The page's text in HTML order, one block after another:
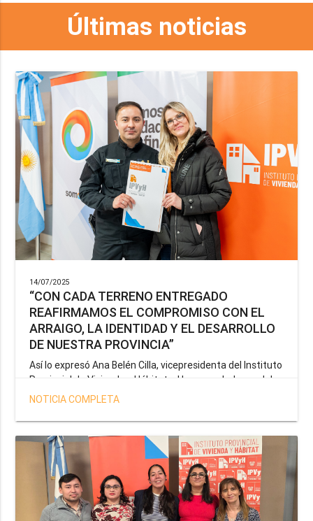
Últimas noticias
14/07/2025
“CON CADA TERRENO ENTREGADO
REAFIRMAMOS EL COMPROMISO CON EL
ARRAIGO, LA IDENTIDAD Y EL DESARROLLO
DE NUESTRA PROVINCIA”
Así lo expresó Ana Belén Cilla, vicepresidenta del Instituto
Provincial de Vivienda y Hábitat, al hacer un balance del
trabajo del organismo en el marco de la operatoria
salud y seguridad impulsada por el gobernador Gustavo
Melella.
NOTICIA COMPLETA